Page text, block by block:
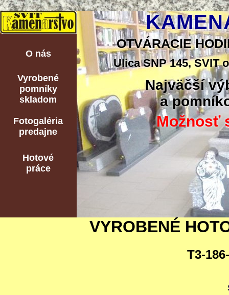
O nás
Vyrobené
pomníky
skladom
Fotogaléria
predajne
Hotové
práce
OTVÁRACIE
Ulica SNP 145, SVIT
Najväčší
a
Možnosť
VYROBENÉ
T3-